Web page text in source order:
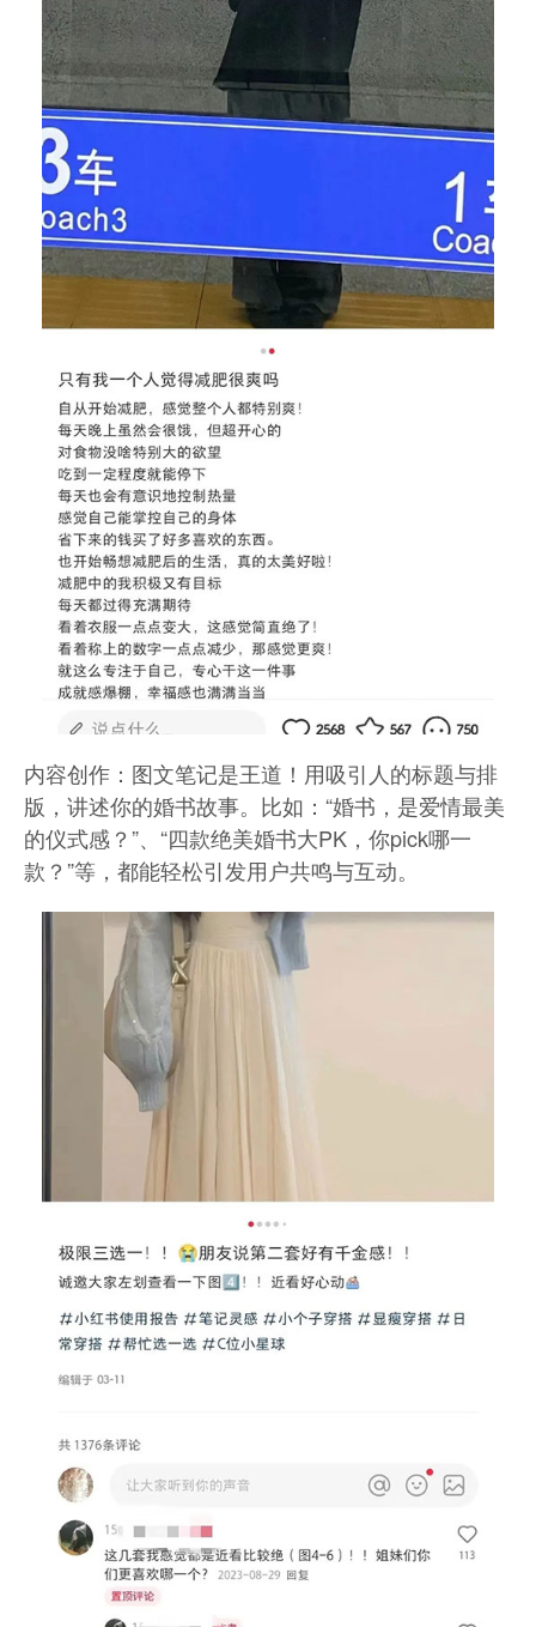
内容创作：图文笔记是王道！用吸引人的标题与排
版，讲述你的婚书故事。比如：“婚书，是爱情最美
的仪式感？”、“四款绝美婚书大PK，你pick哪一
款？”等，都能轻松引发用户共鸣与互动。